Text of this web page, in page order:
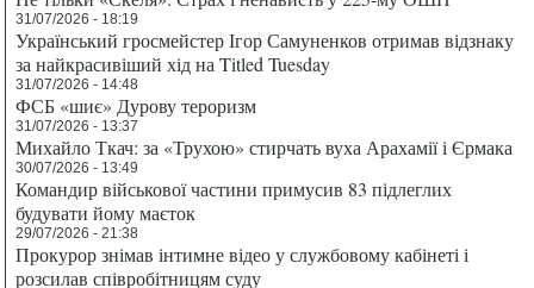
31/07/2026 - 18:19
Український гросмейстер Ігор Самуненков отримав відзнаку
за найкрасивіший хід на Titled Tuesday
31/07/2026 - 14:48
ФСБ «шиє» Дурову тероризм
31/07/2026 - 13:37
Михайло Ткач: за «Трухою» стирчать вуха Арахамії і Єрмака
30/07/2026 - 13:49
Командир військової частини примусив 83 підлеглих
будувати йому маєток
29/07/2026 - 21:38
Прокурор знімав інтимне відео у службовому кабінеті і
розсилав співробітницям суду